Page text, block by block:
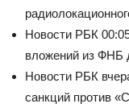
Новости РБК
вложений из ФНБ
Новости РБК
санкций против